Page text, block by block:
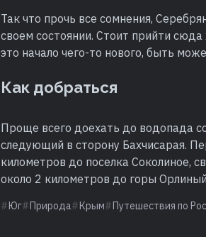
Так что прочь все сомнения,
своем состоянии. Стоит прийти
это начало чего-то нового, быть
Как добраться
Проще всего доехать до водопада
следующий в сторону Бахчисарая.
километров до поселка Соколиное,
около 2 километров до горы
Юг Природа Крым Путешествия по